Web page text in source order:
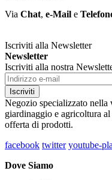
Via Chat, e-Mail e
Iscriviti alla Newsletter
Newsletter
Iscriviti alla nostra
Iscriviti
Negozio specializzato
giardinaggio e agricoltura
offerta di prodotti.
facebook twitter youtube-
Dove Siamo